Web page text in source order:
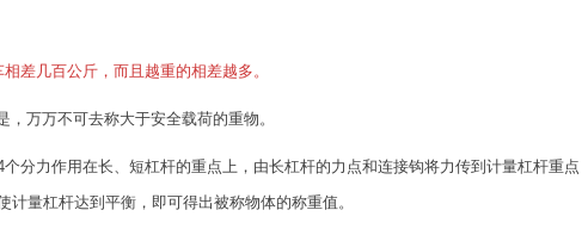
差几百公斤，而且越重的相差越多。
万万不可去称大于安全载荷的重物。
分力作用在长、短杠杆的重点上，由长杠杆的力点和连接钩将力传到计量杠杆重点
量杠杆达到平衡，即可得出被称物体的称重值。